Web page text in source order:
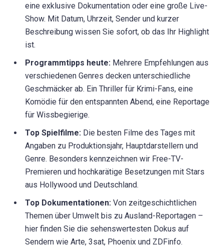
eine exklusive Dokumentation oder eine große Live-
Show. Mit Datum, Uhrzeit, Sender und kurzer
Beschreibung wissen Sie sofort, ob das Ihr Highlight
ist.
Programmtipps heute: Mehrere Empfehlungen aus
verschiedenen Genres decken unterschiedliche
Geschmäcker ab. Ein Thriller für Krimi-Fans, eine
Komödie für den entspannten Abend, eine Reportage
für Wissbegierige.
Top Spielfilme: Die besten Filme des Tages mit
Angaben zu Produktionsjahr, Hauptdarstellern und
Genre. Besonders kennzeichnen wir Free-TV-
Premieren und hochkarätige Besetzungen mit Stars
aus Hollywood und Deutschland.
Top Dokumentationen: Von zeitgeschichtlichen
Themen über Umwelt bis zu Ausland-Reportagen –
hier finden Sie die sehenswertesten Dokus auf
Sendern wie Arte, 3sat, Phoenix und ZDFinfo.